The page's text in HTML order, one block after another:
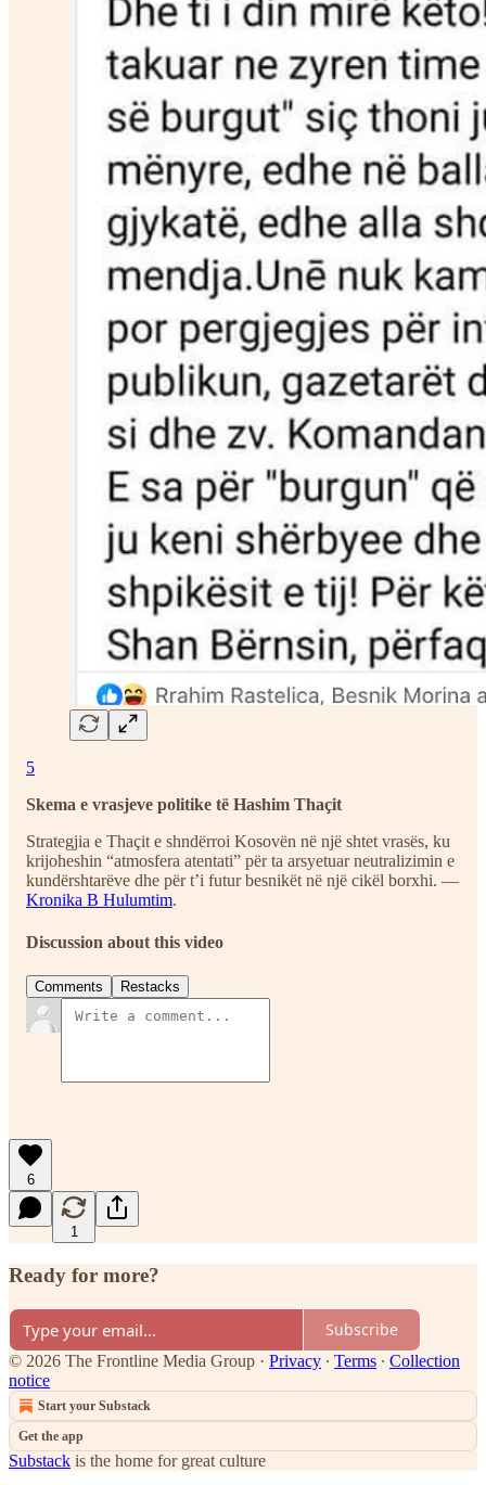
5
Skema e vrasjeve politike të Hashim Thaçit
Strategjia e Thaçit e shndërroi Kosovën në një shtet vrasës, ku
krijoheshin “atmosfera atentati” për ta arsyetuar neutralizimin e
kundërshtarëve dhe për t’i futur besnikët në një cikël borxhi. —
Kronika B Hulumtim.
Discussion about this video
Comments Restacks
6
1
Ready for more?
Subscribe
© 2026 The Frontline Media Group · Privacy ∙ Terms ∙ Collection
notice
Start your Substack
Get the app
Substack is the home for great culture